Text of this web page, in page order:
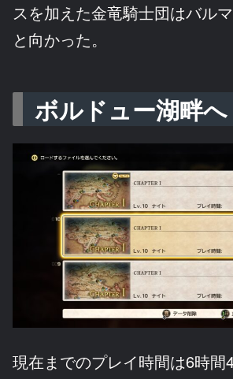
スを加えた金竜騎士団はバル
と向かった。
ボルドュー湖畔へ
現在までのプレイ時間は6時間